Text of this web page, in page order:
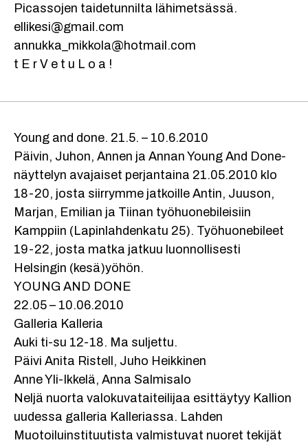
Picassojen taidetunnilta lähimetsässä.
ellikesi@gmail.com
annukka_mikkola@hotmail.com
t E r V e t u L o a !
Young and done. 21.5. – 10.6.2010
Päivin, Juhon, Annen ja Annan Young And Done-
näyttelyn avajaiset perjantaina 21.05.2010 klo
18-20, josta siirrymme jatkoille Antin, Juuson,
Marjan, Emilian ja Tiinan työhuonebileisiin
Kamppiin (Lapinlahdenkatu 25). Työhuonebileet
19-22, josta matka jatkuu luonnollisesti
Helsingin (kesä)yöhön.
YOUNG AND DONE
22.05 – 10.06.2010
Galleria Kalleria
Auki ti-su 12-18. Ma suljettu.
Päivi Anita Ristell, Juho Heikkinen
Anne Yli-Ikkelä, Anna Salmisalo
Neljä nuorta valokuvataiteilijaa esittäytyy Kallion
uudessa galleria Kalleriassa. Lahden
Muotoiluinstituutista valmistuvat nuoret tekijät